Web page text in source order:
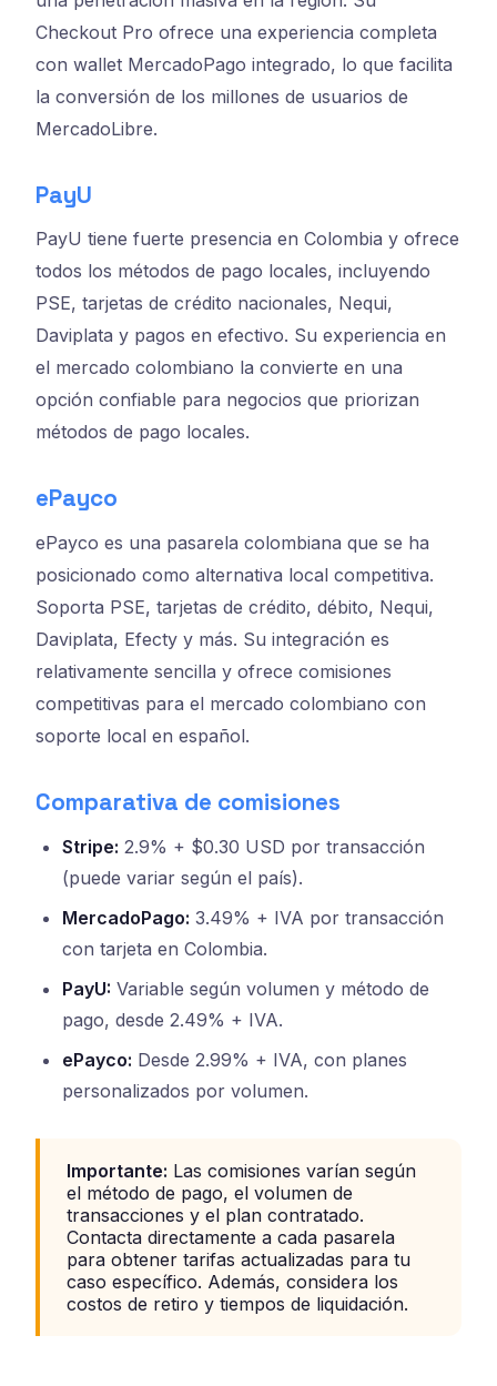
Checkout Pro ofrece una experiencia completa
con wallet MercadoPago integrado, lo que facilita
la conversión de los millones de usuarios de
MercadoLibre.
PayU
PayU tiene fuerte presencia en Colombia y ofrece
todos los métodos de pago locales, incluyendo
PSE, tarjetas de crédito nacionales, Nequi,
Daviplata y pagos en efectivo. Su experiencia en
el mercado colombiano la convierte en una
opción confiable para negocios que priorizan
métodos de pago locales.
ePayco
ePayco es una pasarela colombiana que se ha
posicionado como alternativa local competitiva.
Soporta PSE, tarjetas de crédito, débito, Nequi,
Daviplata, Efecty y más. Su integración es
relativamente sencilla y ofrece comisiones
competitivas para el mercado colombiano con
soporte local en español.
Comparativa de comisiones
Stripe: 2.9% + $0.30 USD por transacción
(puede variar según el país).
MercadoPago: 3.49% + IVA por transacción
con tarjeta en Colombia.
PayU: Variable según volumen y método de
pago, desde 2.49% + IVA.
ePayco: Desde 2.99% + IVA, con planes
personalizados por volumen.
Importante: Las comisiones varían según
el método de pago, el volumen de
transacciones y el plan contratado.
Contacta directamente a cada pasarela
para obtener tarifas actualizadas para tu
caso específico. Además, considera los
costos de retiro y tiempos de liquidación.